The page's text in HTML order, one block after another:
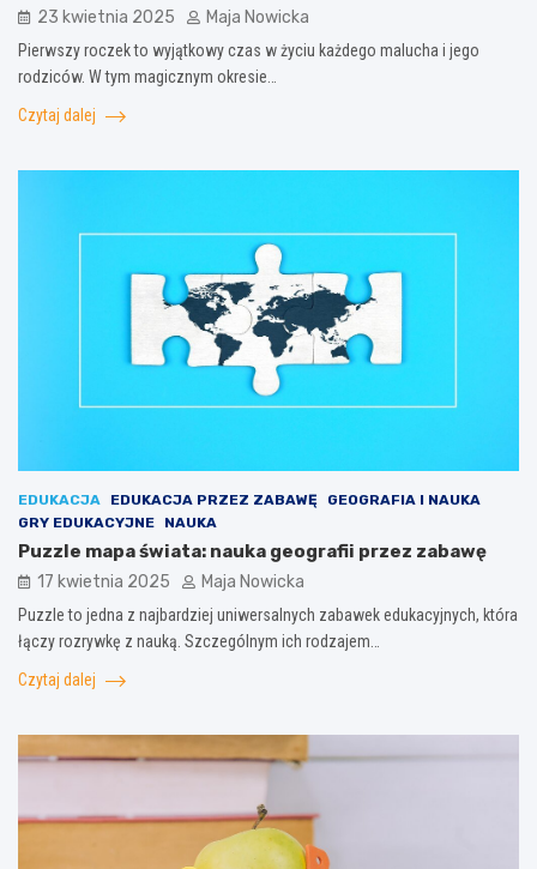
23 kwietnia 2025 Maja Nowicka
Pierwszy roczek to wyjątkowy czas w życiu każdego malucha i jego
rodziców. W tym magicznym okresie…
Czytaj dalej
EDUKACJA EDUKACJA PRZEZ ZABAWĘ
GEOGRAFIA I NAUKA
GRY EDUKACYJNE
NAUKA
Puzzle mapa świata: nauka geografii przez zabawę
17 kwietnia 2025 Maja Nowicka
Puzzle to jedna z najbardziej uniwersalnych zabawek edukacyjnych, która
łączy rozrywkę z nauką. Szczególnym ich rodzajem…
Czytaj dalej